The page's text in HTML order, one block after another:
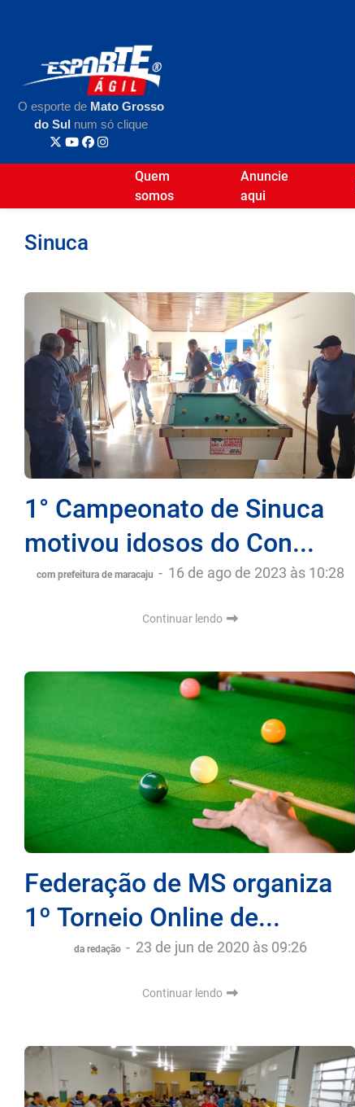
O esporte de Mato Grosso
do Sul num só clique
Quem
somos
Anuncie
aqui
Sinuca
1° Campeonato de Sinuca
motivou idosos do Con...
com prefeitura de maracaju - 16 de ago de 2023 às 10:28
Continuar lendo
Federação de MS organiza
1º Torneio Online de...
da redação - 23 de jun de 2020 às 09:26
Continuar lendo